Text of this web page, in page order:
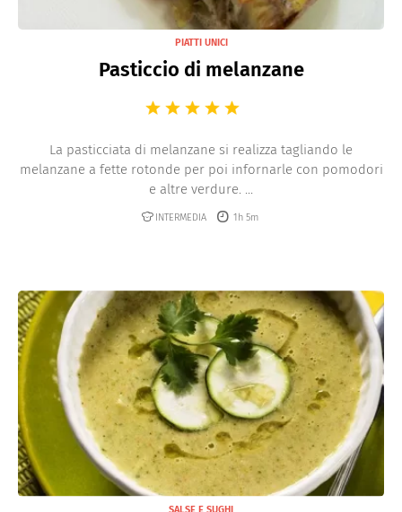
PIATTI UNICI
Pasticcio di melanzane
La pasticciata di melanzane si realizza tagliando le
melanzane a fette rotonde per poi infornarle con pomodori
e altre verdure. ...
INTERMEDIA 1h 5m
SALSE E SUGHI